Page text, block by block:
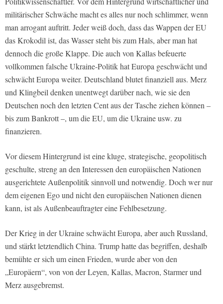
militärischer Schwäche macht es alles nur noch schlimmer, wenn
man arrogant auftritt. Jeder weiß doch, dass das Wappen der EU
das Krokodil ist, das Wasser steht bis zum Hals, aber man hat
dennoch die große Klappe. Die auch von Kallas befeuerte
vollkommen falsche Ukraine-Politik hat Europa geschwächt und
schwächt Europa weiter. Deutschland blutet finanziell aus. Merz
und Klingbeil denken unentwegt darüber nach, wie sie den
Deutschen noch den letzten Cent aus der Tasche ziehen können –
bis zum Bankrott –, um die EU, um die Ukraine usw. zu
finanzieren.
Vor diesem Hintergrund ist eine kluge, strategische, geopolitisch
geschulte, streng an den Interessen den europäischen Nationen
ausgerichtete Außenpolitik sinnvoll und notwendig. Doch wer nur
dem eigenen Ego und nicht den europäischen Nationen dienen
kann, ist als Außenbeauftragter eine Fehlbesetzung.
Der Krieg in der Ukraine schwächt Europa, aber auch Russland,
und stärkt letztendlich China. Trump hatte das begriffen, deshalb
bemühte er sich um einen Frieden, wurde aber von den
„Europäern“, von von der Leyen, Kallas, Macron, Starmer und
Merz ausgebremst.